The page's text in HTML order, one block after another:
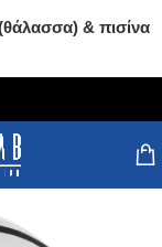
& πισίνα